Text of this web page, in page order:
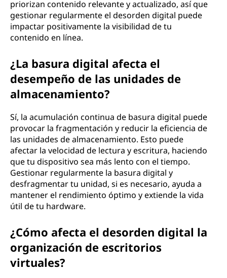
priorizan contenido relevante y actualizado, así que
gestionar regularmente el desorden digital puede
impactar positivamente la visibilidad de tu
contenido en línea.
¿La basura digital afecta el
desempeño de las unidades de
almacenamiento?
Sí, la acumulación continua de basura digital puede
provocar la fragmentación y reducir la eficiencia de
las unidades de almacenamiento. Esto puede
afectar la velocidad de lectura y escritura, haciendo
que tu dispositivo sea más lento con el tiempo.
Gestionar regularmente la basura digital y
desfragmentar tu unidad, si es necesario, ayuda a
mantener el rendimiento óptimo y extiende la vida
útil de tu hardware.
¿Cómo afecta el desorden digital la
organización de escritorios
virtuales?